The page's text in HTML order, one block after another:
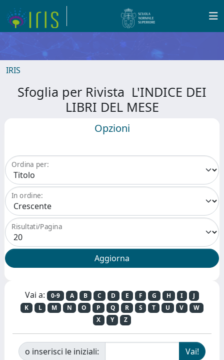
IRIS
Sfoglia per Rivista L'INDICE DEI
LIBRI DEL MESE
Opzioni
Ordina per:
In ordine:
Risultati/Pagina
Vai a: 0-9 A B C D E F G H I
J
K
L M N O P Q R S T U V
W
X
Y Z
o inserisci le iniziali: